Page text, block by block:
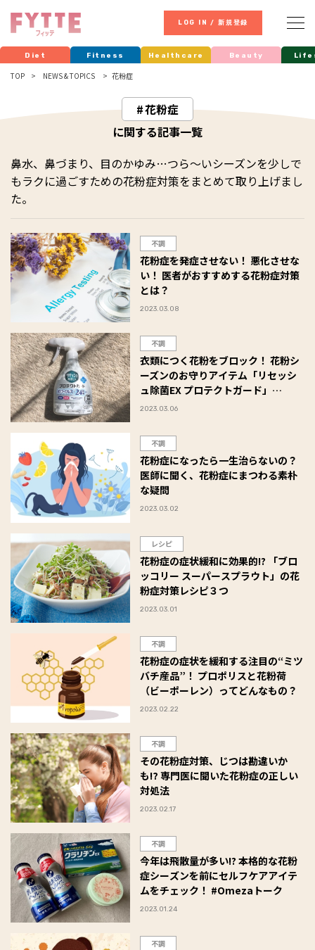
LOG IN / 新規登録
Diet Fitness Healthcare Beauty
TOP NEWS & TOPICS 花粉症
花粉症
に関する記事一覧
鼻水、鼻づまり、目のかゆみ…つら～いシーズンを少しで
もラクに過ごすための花粉症対策をまとめて取り上げまし
た。
不調
花粉症を発症させない！ 悪化させな
い！ 医者がおすすめする花粉症対策
とは？
2023.03.08
不調
衣類につく花粉をブロック！ 花粉シ
ーズンのお守りアイテム「リセッシ
ュ除菌EX プロテクトガード」
#Omezaトーク
2023.03.06
不調
花粉症になったら一生治らないの？
医師に聞く、花粉症にまつわる素朴
な疑問
2023.03.02
レシピ
花粉症の症状緩和に効果的!? 「ブロ
ッコリー スーパースプラウト」の花
粉症対策レシピ３つ
2023.03.01
不調
花粉症の症状を緩和する注目の“ミツ
バチ産品”！ プロポリスと花粉荷
（ビーポーレン）ってどんなもの？
2023.02.22
不調
その花粉症対策、じつは勘違いか
も⁉ 専門医に聞いた花粉症の正しい
対処法
2023.02.17
不調
今年は飛散量が多い!? 本格的な花粉
症シーズンを前にセルフケアアイテ
ムをチェック！ #Omezaトーク
2023.01.24
不調